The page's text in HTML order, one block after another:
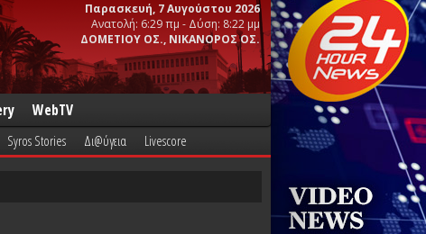
Παρασκευή, 7 Αυγούστου 2026
Ανατολή: 6:29 πμ - Δύση: 8:22 μμ
ΔΟΜΕΤΙΟΥ ΟΣ., ΝΙΚΑΝΟΡΟΣ ΟΣ.
WebTV
Syros Stories Δι@ύγεια Livescore